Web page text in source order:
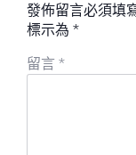
發佈留言必須填
標示為 *
留言 *